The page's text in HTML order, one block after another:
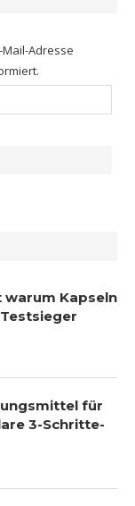
Adresse
warum Kapseln
für
3-Schritte-